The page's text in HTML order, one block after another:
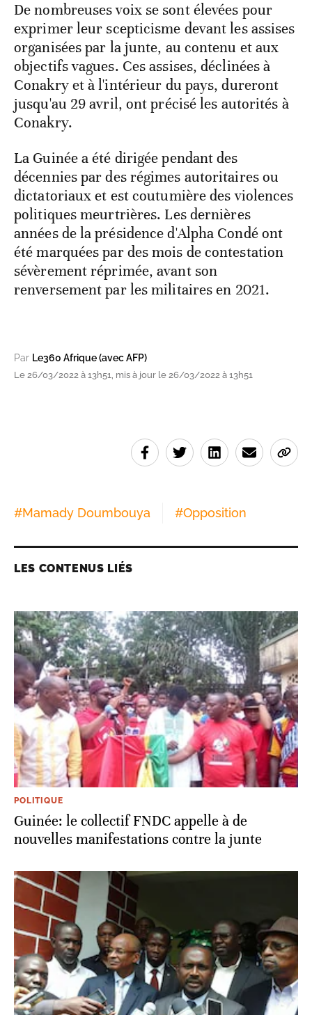
De nombreuses voix se sont élevées pour
exprimer leur scepticisme devant les assises
organisées par la junte, au contenu et aux
objectifs vagues. Ces assises, déclinées à
Conakry et à l'intérieur du pays, dureront
jusqu'au 29 avril, ont précisé les autorités à
Conakry.
La Guinée a été dirigée pendant des
décennies par des régimes autoritaires ou
dictatoriaux et est coutumière des violences
politiques meurtrières. Les dernières
années de la présidence d'Alpha Condé ont
été marquées par des mois de contestation
sévèrement réprimée, avant son
renversement par les militaires en 2021.
Par Le360 Afrique (avec AFP)
Le 26/03/2022 à 13h51, mis à jour le 26/03/2022 à 13h51
#Mamady Doumbouya #Opposition
LES CONTENUS LIÉS
POLITIQUE
Guinée: le collectif FNDC appelle à de
nouvelles manifestations contre la junte